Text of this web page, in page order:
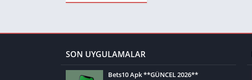
SON UYGULAMALAR
Bets10 Apk **GÜNCEL 2026**